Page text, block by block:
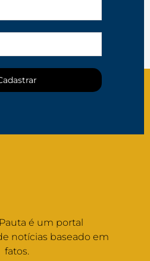
é um portal
notícias baseado em
fatos.